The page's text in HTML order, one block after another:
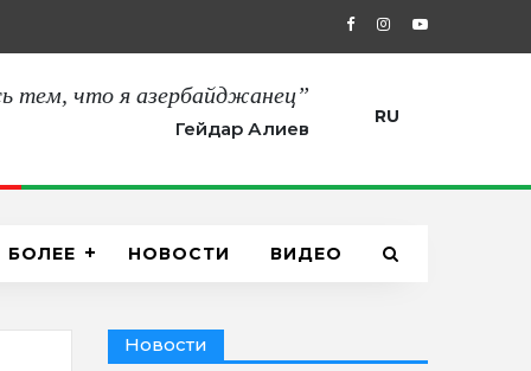
27.08.2021, 12:00 “Сегодня мы
тем, что я азербайджанец”
Гейдар Алиев
RU
БОЛЕЕ НОВОСТИ ВИДЕО
Новости